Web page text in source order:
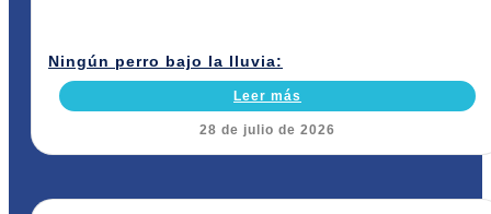
Ningún perro bajo la lluvia:
Leer más
28 de julio de 2026